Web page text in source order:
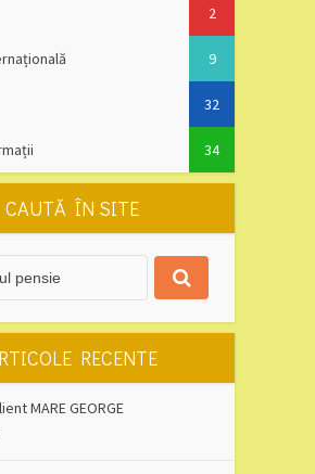
2
9
32
34
CAUTĂ ÎN SITE
RECENTE
MARE GEORGE